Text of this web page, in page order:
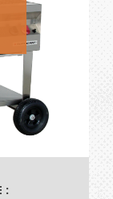
: